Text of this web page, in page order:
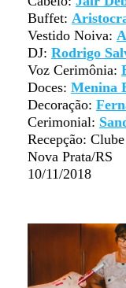
Buffet:
Vestido Noiva:
DJ: Rodrigo
Voz Cerimônia:
Doces: Menina
Decoração:
Cerimonial:
Recepção:
Nova Prata/RS
10/11/2018